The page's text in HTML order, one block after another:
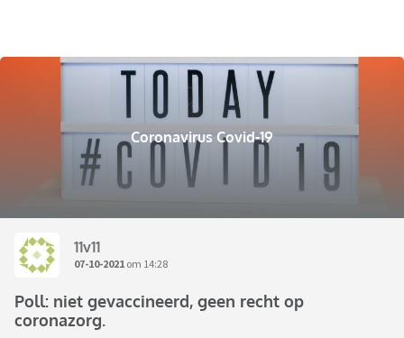
Coronavirus Covid-19
11v11
07-10-2021 om 14:28
Poll: niet gevaccineerd, geen recht op
coronazorg.